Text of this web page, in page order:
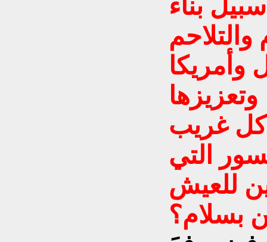
بناء
وأمريكا
كل غريب
التي
للعيش
بسلام؟